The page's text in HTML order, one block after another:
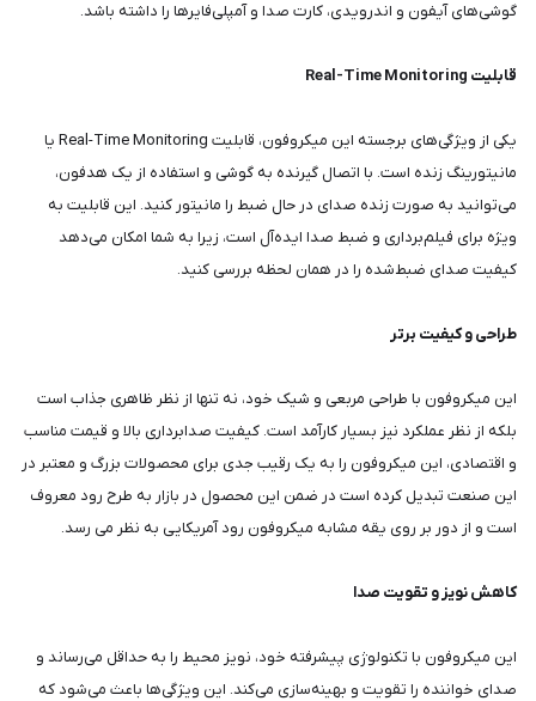
گوشی‌های آیفون و اندرویدی، کارت صدا و آمپلی‌فایرها را داشته باشد.
قابلیت Real-Time Monitoring
یکی از ویژگی‌های برجسته این میکروفون، قابلیت Real-Time Monitoring یا
مانیتورینگ زنده است. با اتصال گیرنده به گوشی و استفاده از یک هدفون،
می‌توانید به صورت زنده صدای در حال ضبط را مانیتور کنید. این قابلیت به
ویژه برای فیلم‌برداری و ضبط صدا ایده‌آل است، زیرا به شما امکان می‌دهد
کیفیت صدای ضبط‌شده را در همان لحظه بررسی کنید.
طراحی و کیفیت برتر
این میکروفون با طراحی مربعی و شیک خود، نه تنها از نظر ظاهری جذاب است
بلکه از نظر عملکرد نیز بسیار کارآمد است. کیفیت صدابرداری بالا و قیمت مناسب
و اقتصادی، این میکروفون را به یک رقیب جدی برای محصولات بزرگ و معتبر در
این صنعت تبدیل کرده است در ضمن این محصول در بازار به طرح رود معروف
است و از دور بر روی یقه مشابه میکروفون رود آمریکایی به نظر می رسد.
کاهش نویز و تقویت صدا
این میکروفون با تکنولوژی پیشرفته خود، نویز محیط را به حداقل می‌رساند و
صدای خواننده را تقویت و بهینه‌سازی می‌کند. این ویژگی‌ها باعث می‌شود که